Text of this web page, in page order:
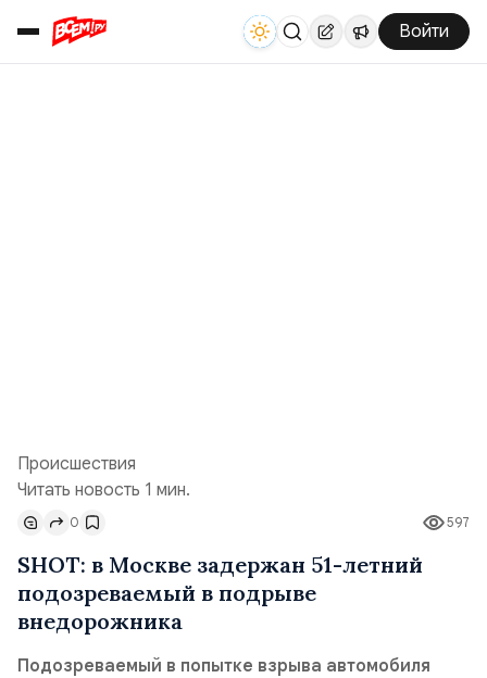
Войти
Происшествия
Читать новость 1 мин.
597
0
SHOT: в Москве задержан 51-летний
подозреваемый в подрыве
внедорожника
Подозреваемый в попытке взрыва автомобиля